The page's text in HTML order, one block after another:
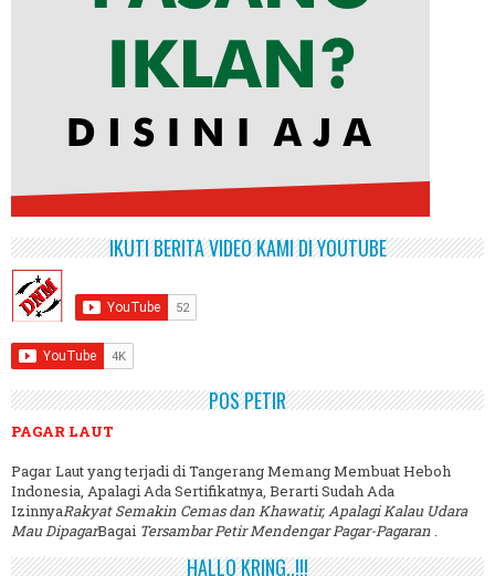
IKUTI BERITA VIDEO KAMI DI YOUTUBE
POS PETIR
PAGAR LAUT
Pagar Laut yang terjadi di Tangerang Memang Membuat Heboh
Indonesia, Apalagi Ada Sertifikatnya, Berarti Sudah Ada
IzinnyaRakyat Semakin Cemas dan Khawatir, Apalagi Kalau Udara
Mau DipagarBagai Tersambar Petir Mendengar Pagar-Pagaran.
HALLO KRING..!!!